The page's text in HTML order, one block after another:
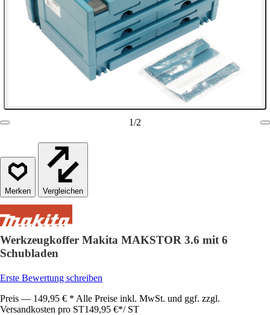
1/2
Vergleichen
Werkzeugkoffer Makita MAKSTOR 3.6 mit 6
Schubladen
Erste Bewertung schreiben
Preis — 149,95 € * Alle Preise inkl. MwSt. und ggf. zzgl.
Versandkosten pro ST149,95 €*/ ST